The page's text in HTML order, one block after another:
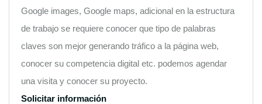
Google images, Google maps, adicional en la estructura
de trabajo se requiere conocer que tipo de palabras
claves son mejor generando tráfico a la página web,
conocer su competencia digital etc. podemos agendar
una visita y conocer su proyecto.
Solicitar información